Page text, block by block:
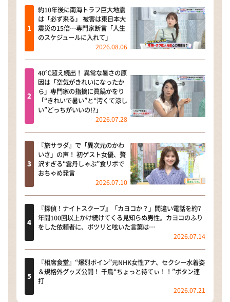
約10年後に南海トラフ巨大地震
は「必ず来る」 被害は東日本大
震災の15倍…専門家断言「人生
のスケジュールに入れて」
2026.08.06
40℃超え続出！ 異常な暑さの原
因は「空気がきれいになったか
ら」専門家の指摘に眞鍋かをり
「“きれいで暑い”と“汚くて涼し
い”どっちがいいの!?」
2026.07.28
『旅サラダ』で「異次元のかわ
いさ」の声！ 初ゲスト女優、贅
沢すぎる“雲丹しゃぶ”食リポで
おちゃめ発言
2026.07.10
『探偵！ナイトスクープ』「カヨコか？」間違い電話を約7
年間100回以上かけ続けてくる見知らぬ男性。カヨコのふり
をした依頼者に、ポツリと呟いた言葉は…
2026.07.14
『相席食堂』“爆烈ボイン”元NHK女性アナ、セクシー水着姿
＆規格外グッズ公開！ 千鳥“ちょっと待てぃ！！”ボタン連
打
2026.07.21